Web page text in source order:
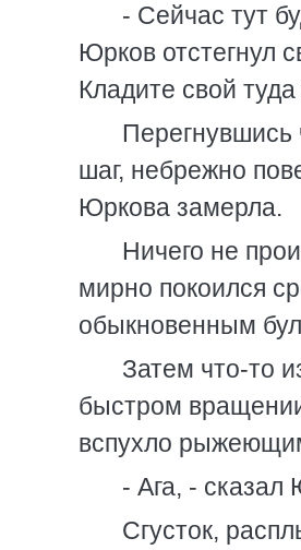
- Сейчас тут
Юрков отстегнул
Кладите свой
Перегнувшись
шаг, небрежно
Юркова замерла.
Ничего не
мирно покоился
обыкновенным
Затем что-то
быстром
вспухло
- Ага, - сказал
Сгусток,